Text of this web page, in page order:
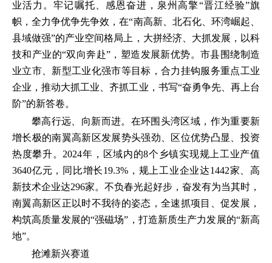
业活力。牢记嘱托、感恩奋进，泉州高擎“晋江经验”旗
帜，全力争优争先争效，在“南高新、北石化、环湾崛起、
县域做强”的产业空间格局上，大拼经济、大抓发展，以科
技和产业的“双向奔赴”，塑造发展新优势。市县围绕制造
业立市、新型工业化强市等目标，合力挂钩服务重点工业
企业，推动大抓工业、齐抓工业，书写“奋勇争先、再上台
阶”的新答卷。
攀高行远、向新而进。在环围头湾区域，作为重要新
增长极的南翼高新区发展势头强劲、区位优势凸显、投资
热度攀升。2024年，区域内的8个乡镇实现规上工业产值
3640亿元，同比增长19.3%，规上工业企业达1442家、高
新技术企业达296家。不负春光起好步，奋发有为当其时，
南翼高新区正以时不我待的姿态，全速抓项目、促发展，
构筑高质量发展的“强磁场”，打造新质生产力发展的“新高
地”。
抢滩新兴赛道